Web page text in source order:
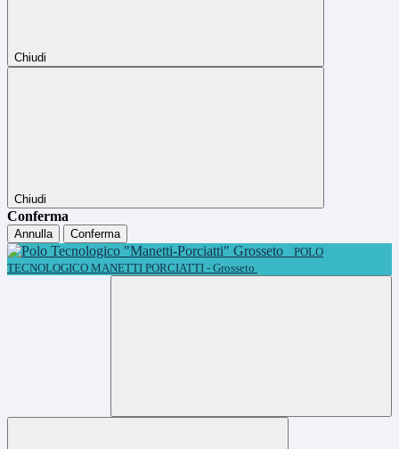
Chiudi
Chiudi
Conferma
Annulla
Conferma
POLO
TECNOLOGICO MANETTI PORCIATTI - Grosseto